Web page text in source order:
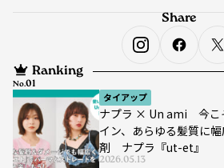
Ranking
タイアップ
ナプラ × Un ami 今こ
イン、あらゆる髪質に
剤 ナプラ『ut-et』
2026.05.13
No.
Share